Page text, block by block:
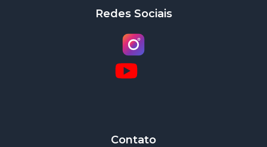
Redes Sociais
Contato